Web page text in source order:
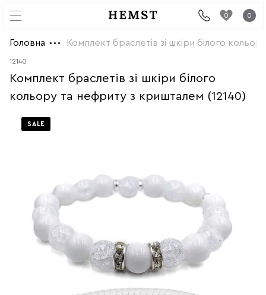
0 0
Головна Комплект браслетів зі шкіри білого
12140
Комплект браслетів зі шкіри білого
кольору та нефриту з кришталем (12140)
SALE